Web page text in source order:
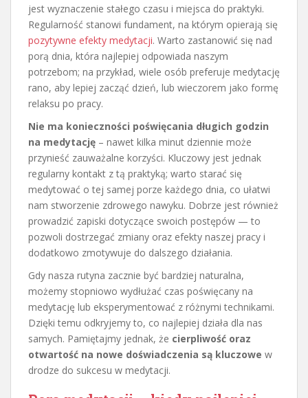
jest wyznaczenie stałego czasu i miejsca do praktyki.
Regularność stanowi fundament, na którym opierają się
pozytywne efekty medytacji. Warto zastanowić się nad
porą dnia, która najlepiej odpowiada naszym
potrzebom; na przykład, wiele osób preferuje medytację
rano, aby lepiej zacząć dzień, lub wieczorem jako formę
relaksu po pracy.
Nie ma konieczności poświęcania długich godzin
na medytację – nawet kilka minut dziennie może
przynieść zauważalne korzyści. Kluczowy jest jednak
regularny kontakt z tą praktyką; warto starać się
medytować o tej samej porze każdego dnia, co ułatwi
nam stworzenie zdrowego nawyku. Dobrze jest również
prowadzić zapiski dotyczące swoich postępów — to
pozwoli dostrzegać zmiany oraz efekty naszej pracy i
dodatkowo zmotywuje do dalszego działania.
Gdy nasza rutyna zacznie być bardziej naturalna,
możemy stopniowo wydłużać czas poświęcany na
medytację lub eksperymentować z różnymi technikami.
Dzięki temu odkryjemy to, co najlepiej działa dla nas
samych. Pamiętajmy jednak, że cierpliwość oraz
otwartość na nowe doświadczenia są kluczowe w
drodze do sukcesu w medytacji.